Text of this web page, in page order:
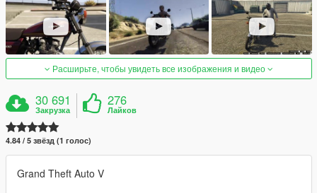
Расширьте, чтобы увидеть все изображения и видео
30 691
Закрузка
276
Лайков
4.84 / 5 звёзд (1 голос)
Grand Theft Auto V